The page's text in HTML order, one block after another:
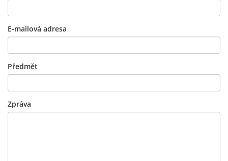
E-mailová adresa
Předmět
Zpráva